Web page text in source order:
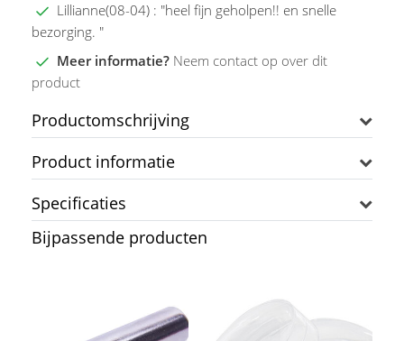
Lillianne(08-04) : "heel fijn geholpen!! en snelle
bezorging. "
Meer informatie? Neem contact op over dit
product
Productomschrijving
Product informatie
Specificaties
Bijpassende producten